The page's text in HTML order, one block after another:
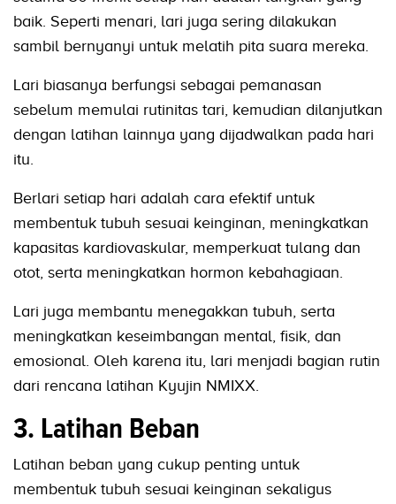
baik. Seperti menari, lari juga sering dilakukan
sambil bernyanyi untuk melatih pita suara mereka.
Lari biasanya berfungsi sebagai pemanasan
sebelum memulai rutinitas tari, kemudian dilanjutkan
dengan latihan lainnya yang dijadwalkan pada hari
itu.
Berlari setiap hari adalah cara efektif untuk
membentuk tubuh sesuai keinginan, meningkatkan
kapasitas kardiovaskular, memperkuat tulang dan
otot, serta meningkatkan hormon kebahagiaan.
Lari juga membantu menegakkan tubuh, serta
meningkatkan keseimbangan mental, fisik, dan
emosional. Oleh karena itu, lari menjadi bagian rutin
dari rencana latihan Kyujin NMIXX.
3. Latihan Beban
Latihan beban yang cukup penting untuk
membentuk tubuh sesuai keinginan sekaligus